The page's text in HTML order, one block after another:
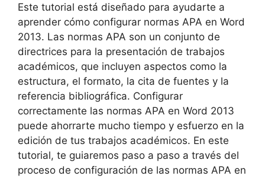
Este tutorial está diseñado para ayudarte a
aprender cómo configurar normas APA en Word
2013. Las normas APA son un conjunto de
directrices para la presentación de trabajos
académicos, que incluyen aspectos como la
estructura, el formato, la cita de fuentes y la
referencia bibliográfica. Configurar
correctamente las normas APA en Word 2013
puede ahorrarte mucho tiempo y esfuerzo en la
edición de tus trabajos académicos. En este
tutorial, te guiaremos paso a paso a través del
proceso de configuración de las normas APA en